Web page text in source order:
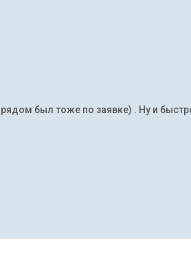
был тоже по заявке) . Ну и